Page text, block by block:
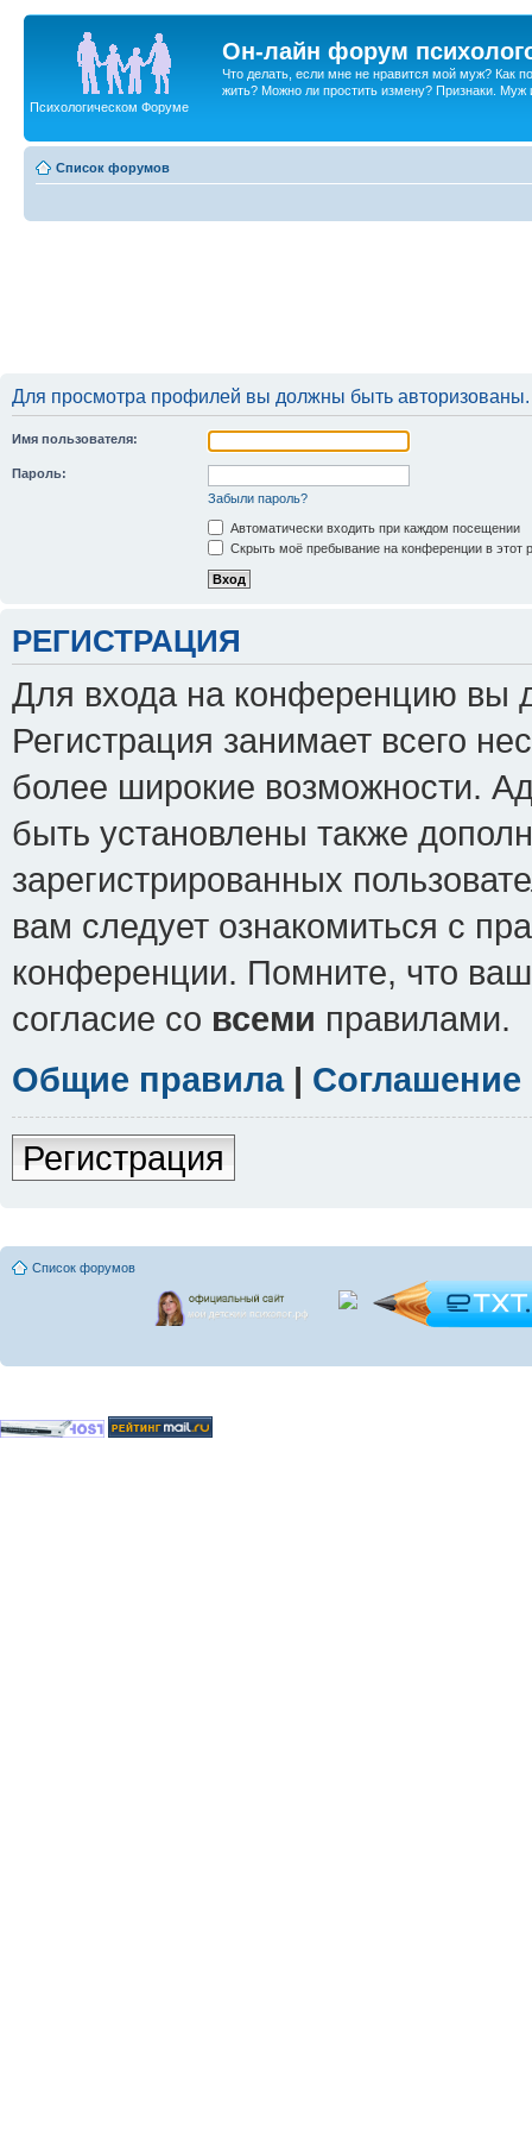
Он-лайн форум
Что делать, если мне не нравится мой муж? Как
жить? Можно ли простить измену? Признаки. Муж
Психологическом Форуме
Список форумов
Для просмотра профилей вы должны быть авторизованы.
Имя пользователя:
Пароль:
Забыли пароль?
Автоматически входить при каждом посещении
Скрыть моё пребывание на конференции в этот
РЕГИСТРАЦИЯ
Для входа на конференцию вы
Регистрация занимает всего
более широкие возможности.
быть установлены также
зарегистрированных
вам следует ознакомиться с
конференции. Помните, что
согласие со всеми правилами.
Общие правила|
Регистрация
Список форумов